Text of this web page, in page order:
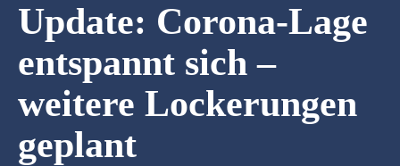
Update: Corona-Lage
entspannt sich –
weitere Lockerungen
geplant